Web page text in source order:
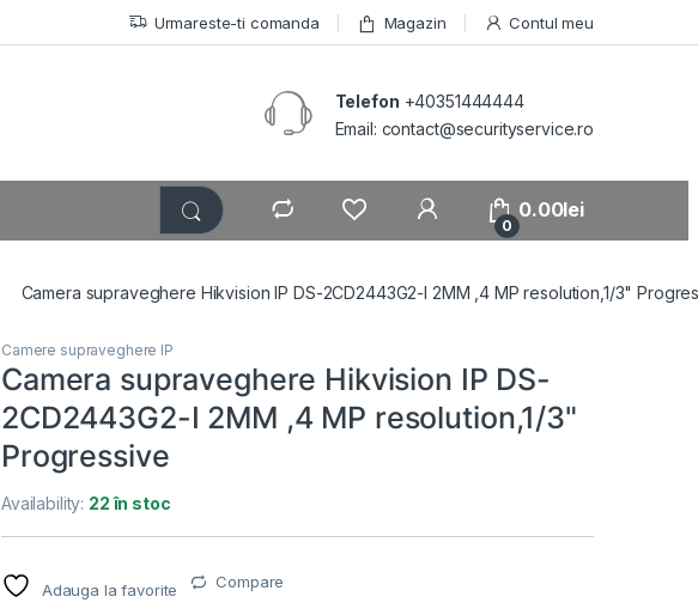
Urmareste-ti comanda Magazin Contul meu
Telefon +40351444444
Email: contact@securityservice.ro
0
0.00lei
Camera supraveghere Hikvision IP DS-2CD2443G2-I 2MM ,4 MP resolution,1/3"
Camere supraveghere IP
Camera supraveghere Hikvision IP DS-
2CD2443G2-I 2MM ,4 MP resolution,1/3"
Progressive
Availability: 22 în stoc
Adauga la favorite Compare